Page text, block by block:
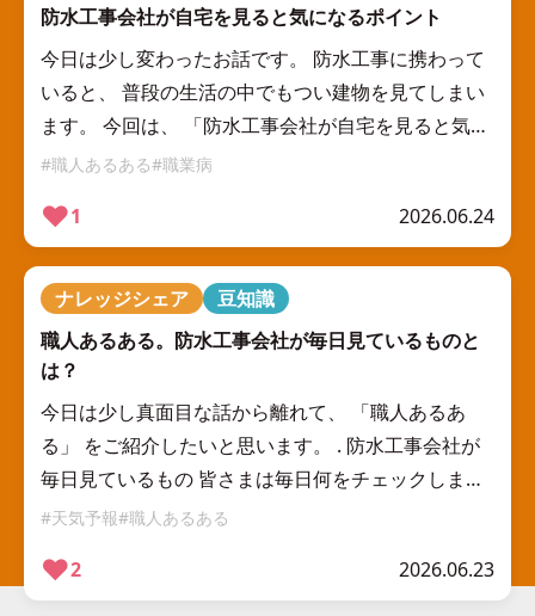
防水工事会社が自宅を見ると気になるポイント
今日は少し変わったお話です。 防水工事に携わって
いると、 普段の生活の中でもつい建物を見てしまい
ます。 今回は、 「防水工事会社が自宅を見ると気に
なるポイント」 をご紹介します。 . ① ベランダの排
#職人あるある#職業病
❤︎1 2026.06.24
ナレッジシェア
豆知識
職人あるある。防水工事会社が毎日見ているものと
は？
今日は少し真面目な話から離れて、 「職人あるあ
る」 をご紹介したいと思います。 . 防水工事会社が
毎日見ているもの 皆さまは毎日何をチェックします
か？ ニュースでしょうか。 SNSでしょうか。 実は防
#天気予報#職人あるある
❤︎2 2026.06.23